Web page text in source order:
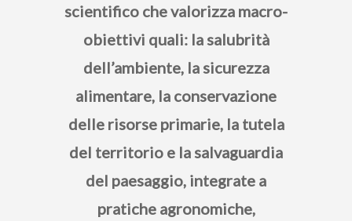
scientifico che valorizza macro-
obiettivi quali: la salubrità
dell’ambiente, la sicurezza
alimentare, la conservazione
delle risorse primarie, la tutela
del territorio e la salvaguardia
del paesaggio, integrate a
pratiche agronomiche,